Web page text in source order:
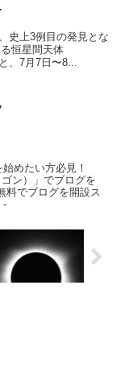
史上3例目の発見とな
恒星間天体
、7月7日〜8...
めたい方必見！
ゴン）」でブログを
でブログを開設ス
-